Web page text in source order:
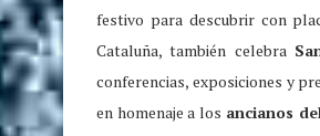
festivo para descubrir con
Cataluña, también celebra
conferencias, exposiciones y
en homenaje a los ancianos